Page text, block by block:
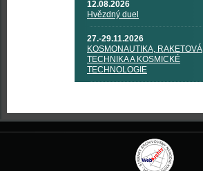
12.08.2026
Hvězdný duel
27.-29.11.2026
KOSMONAUTIKA, RAKETOVÁ
TECHNIKA A KOSMICKÉ
TECHNOLOGIE